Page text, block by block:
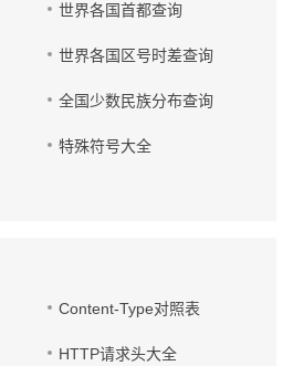
世界各国首都查询
世界各国区号时差查询
全国少数民族分布查询
特殊符号大全
Content-Type对照表
HTTP请求头大全